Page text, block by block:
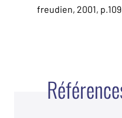
freudien, 2001,